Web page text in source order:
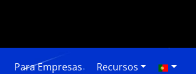
Para Empresas Recursos